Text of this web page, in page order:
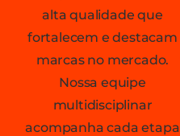
alta qualidade que
fortalecem e destacam
marcas no mercado.
Nossa equipe
multidisciplinar
acompanha cada etapa